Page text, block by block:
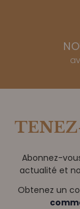
Abonnez-
actualité et
Obtenez un